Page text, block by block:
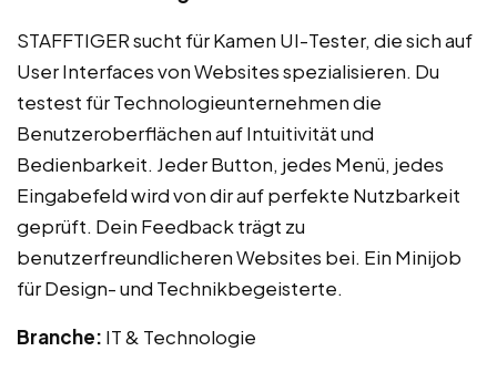
STAFFTIGER sucht für Kamen UI-Tester, die sich auf
User Interfaces von Websites spezialisieren. Du
testest für Technologieunternehmen die
Benutzeroberflächen auf Intuitivität und
Bedienbarkeit. Jeder Button, jedes Menü, jedes
Eingabefeld wird von dir auf perfekte Nutzbarkeit
geprüft. Dein Feedback trägt zu
benutzerfreundlicheren Websites bei. Ein Minijob
für Design- und Technikbegeisterte.
Branche: IT & Technologie